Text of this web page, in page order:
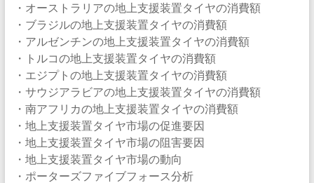
・オーストラリアの地上支援装置タイヤの消費額
・ブラジルの地上支援装置タイヤの消費額
・アルゼンチンの地上支援装置タイヤの消費額
・トルコの地上支援装置タイヤの消費額
・エジプトの地上支援装置タイヤの消費額
・サウジアラビアの地上支援装置タイヤの消費額
・南アフリカの地上支援装置タイヤの消費額
・地上支援装置タイヤ市場の促進要因
・地上支援装置タイヤ市場の阻害要因
・地上支援装置タイヤ市場の動向
・ポーターズファイブフォース分析